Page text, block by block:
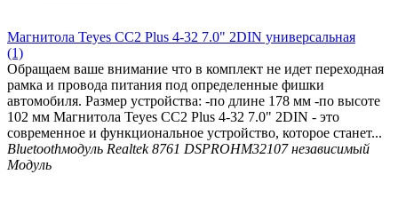
Магнитола Teyes CC2 Plus 4-32 7.0" 2DIN универсальная
(1)
Обращаем ваше внимание что в комплект не идет переходная
рамка и провода питания под определенные фишки
автомобиля. Размер устройства: -по длине 178 мм -по высоте
102 мм Магнитола Teyes CC2 Plus 4-32 7.0" 2DIN - это
современное и функциональное устройство, которое станет...
Bluetoothмодуль Realtek 8761 DSPROHM32107 независимый
Модуль